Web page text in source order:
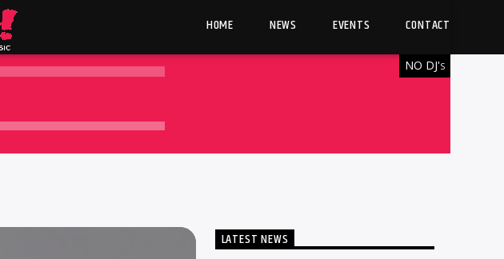
HOME NEWS EVENTS CONTACT
NO DJ'S
LATEST NEWS